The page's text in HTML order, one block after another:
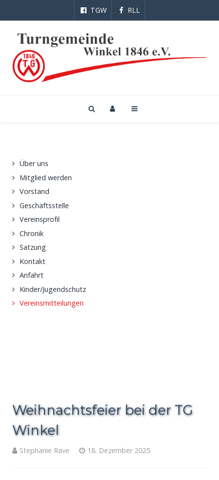
TGW RLL
Über uns
Mitglied werden
Vorstand
Geschäftsstelle
Vereinsprofil
Chronik
Satzung
Kontakt
Anfahrt
Kinder/Jugendschutz
Vereinsmitteilungen
Weihnachtsfeier bei der TG
Winkel
Stephanie Rave 18. Dezember 2025